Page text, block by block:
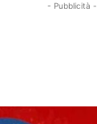
- Pubblicità -